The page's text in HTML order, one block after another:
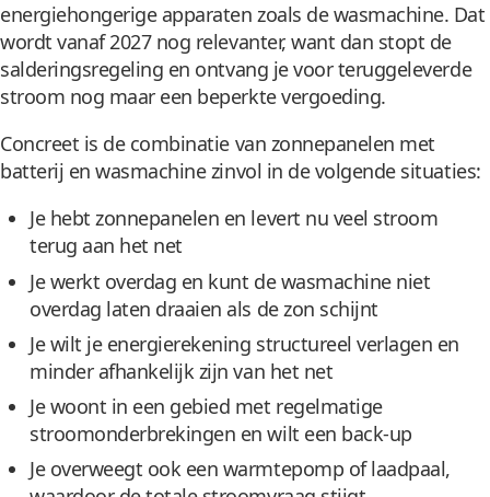
energiehongerige apparaten zoals de wasmachine. Dat
wordt vanaf 2027 nog relevanter, want dan stopt de
salderingsregeling en ontvang je voor teruggeleverde
stroom nog maar een beperkte vergoeding.
Concreet is de combinatie van zonnepanelen met
batterij en wasmachine zinvol in de volgende situaties:
Je hebt zonnepanelen en levert nu veel stroom
terug aan het net
Je werkt overdag en kunt de wasmachine niet
overdag laten draaien als de zon schijnt
Je wilt je energierekening structureel verlagen en
minder afhankelijk zijn van het net
Je woont in een gebied met regelmatige
stroomonderbrekingen en wilt een back-up
Je overweegt ook een warmtepomp of laadpaal,